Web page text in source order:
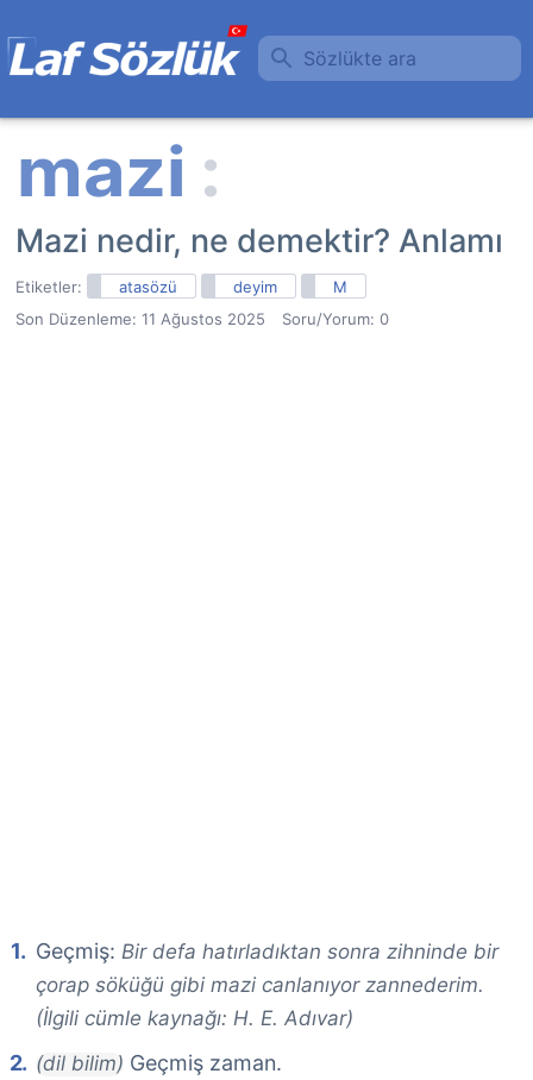
Sözlükte ara
Mazi nedir, ne demektir? Anlamı
Etiketler: atasözü deyim
M
Son Düzenleme: 11 Ağustos 2025 Soru/Yorum: 0
Geçmiş: Bir defa hatırladıktan sonra zihninde bir
çorap söküğü gibi mazi canlanıyor zannederim.
(İlgili cümle kaynağı: H. E. Adıvar)
(dil bilim) Geçmiş zaman.